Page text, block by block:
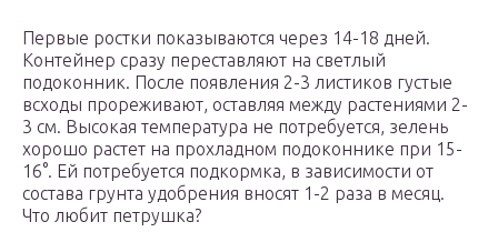
Первые ростки показываются через 14-18 дней.
Контейнер сразу переставляют на светлый
подоконник. После появления 2-3 листиков густые
всходы прореживают, оставляя между растениями 2-
3 см. Высокая температура не потребуется, зелень
хорошо растет на прохладном подоконнике при 15-
16°. Ей потребуется подкормка, в зависимости от
состава грунта удобрения вносят 1-2 раза в месяц.
Что любит петрушка?